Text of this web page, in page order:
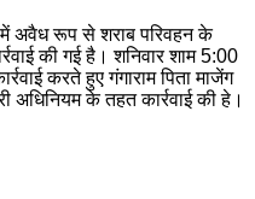
में अवैध रूप से शराब परिवहन के
की गई है। शनिवार शाम 5:00
करते हुए गंगाराम पिता माजेंग
के तहत कार्रवाई की हे।